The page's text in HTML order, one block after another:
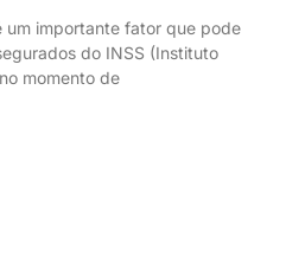
um importante fator que pode
do INSS (Instituto
momento de